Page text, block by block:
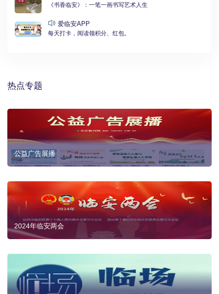
《书香临安》：一笔一画书写艺术人生
爱临安APP
每天打卡，阅读领积分、红包。
热点专题
公益广告展播
2024年临安两会